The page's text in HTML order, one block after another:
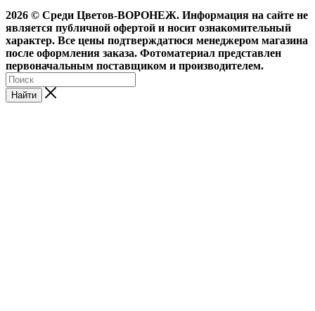
2026 © Среди Цветов-ВОРОНЕЖ. Информация на сайте не
является публичной офертой и носит ознакомительный
характер. Все цены подтверждатюся менеджером магазина
после оформления заказа. Фотоматериал представлен
первоначальным поставщиком и производителем.
Найти